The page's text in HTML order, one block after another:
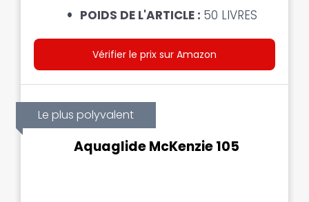
POIDS DE L'ARTICLE : 50 LIVRES
Vérifier le prix sur Amazon
Le plus polyvalent
Aquaglide McKenzie 105